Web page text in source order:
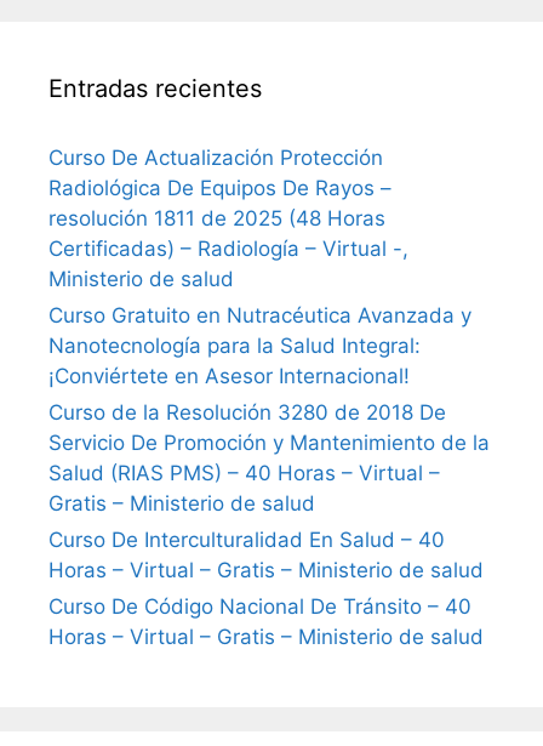
Entradas recientes
Curso De Actualización Protección
Radiológica De Equipos De Rayos –
resolución 1811 de 2025 (48 Horas
Certificadas) – Radiología – Virtual -,
Ministerio de salud
Curso Gratuito en Nutracéutica Avanzada y
Nanotecnología para la Salud Integral:
¡Conviértete en Asesor Internacional!
Curso de la Resolución 3280 de 2018 De
Servicio De Promoción y Mantenimiento de la
Salud (RIAS PMS) – 40 Horas – Virtual –
Gratis – Ministerio de salud
Curso De Interculturalidad En Salud – 40
Horas – Virtual – Gratis – Ministerio de salud
Curso De Código Nacional De Tránsito – 40
Horas – Virtual – Gratis – Ministerio de salud